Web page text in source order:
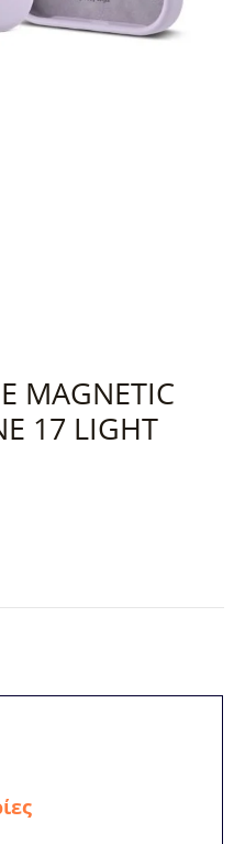
MAGNETIC
17 LIGHT